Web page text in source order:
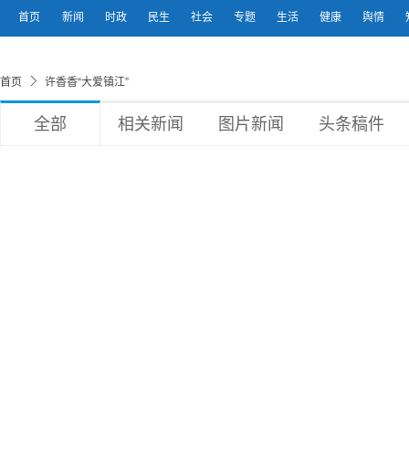
首页 新闻 时政 民生 社会 专题 生活 健康 舆情
首页 许香香“大爱镇江”
全部 相关新闻 图片新闻 头条稿件